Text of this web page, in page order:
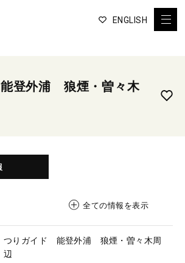
ENGLISH
登外浦 狼煙・曽々木
全ての情報を表示
つりガイド 能登外浦 狼煙・曽々木周
辺